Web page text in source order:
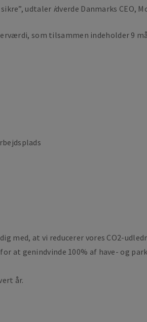
udtaler idverde Danmarks CEO,
som tilsammen indeholder 9
med, at vi reducerer vores CO2-
at genindvinde 100% af have- og
år.